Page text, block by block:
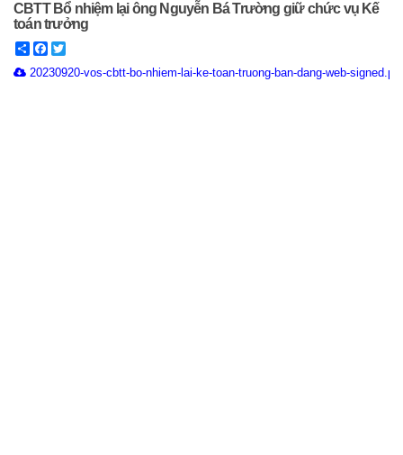
CBTT Bổ nhiệm lại ông Nguyễn Bá Trường giữ chức vụ Kế
toán trưởng
ShareFacebook
20230920-vos-cbtt-bo-nhiem-lai-ke-toan-truong-ban-dang-web-signed.pdf